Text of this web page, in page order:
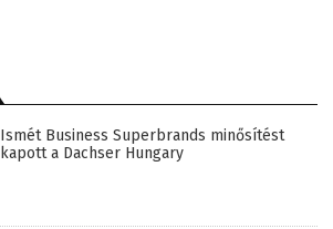
Ismét Business Superbrands minősítést
kapott a Dachser Hungary